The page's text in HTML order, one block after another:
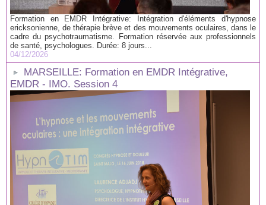
Formation en EMDR Intégrative: Intégration d'éléments d'hypnose
ericksonienne, de thérapie brève et des mouvements oculaires, dans le
cadre du psychotraumatisme. Formation réservée aux professionnels
de santé, psychologues. Durée: 8 jours...
04/12/2026
MARSEILLE: Formation en EMDR Intégrative,
EMDR - IMO. Session 4